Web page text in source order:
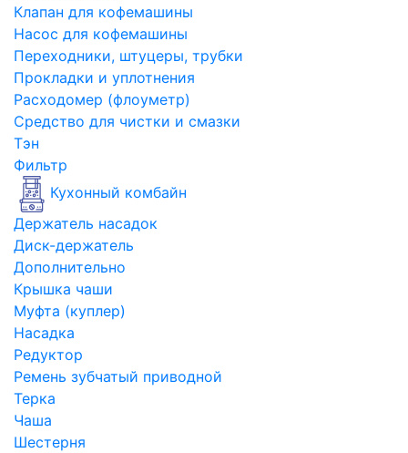
Клапан для кофемашины
Насос для кофемашины
Переходники, штуцеры, трубки
Прокладки и уплотнения
Расходомер (флоуметр)
Средство для чистки и смазки
Тэн
Фильтр
Кухонный комбайн
Держатель насадок
Диск-держатель
Дополнительно
Крышка чаши
Муфта (куплер)
Насадка
Редуктор
Ремень зубчатый приводной
Терка
Чаша
Шестерня